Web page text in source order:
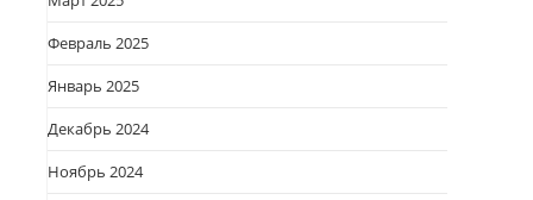
Февраль 2025
Январь 2025
Декабрь 2024
Ноябрь 2024